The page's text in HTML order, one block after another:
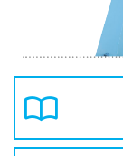
import_contacts